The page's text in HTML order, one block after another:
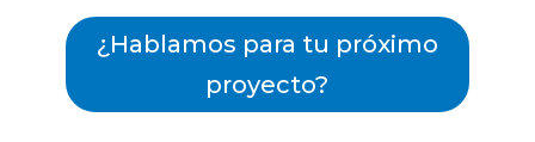
¿Hablamos para tu próximo
proyecto?